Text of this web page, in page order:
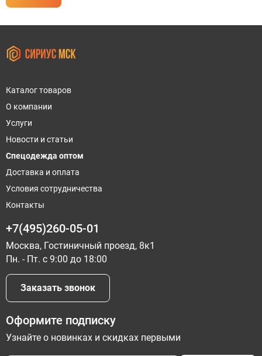
Каталог товаров
О компании
Услуги
Новости и статьи
Спецодежда оптом
Доставка и оплата
Условия сотрудничества
Контакты
+7(495)260-05-01
Москва, Гостиничный проезд, 8к1
Пн. - Пт. с 9:00 до 18:00
Заказать звонок
Оформите подписку
Узнайте о новинках и скидках первыми